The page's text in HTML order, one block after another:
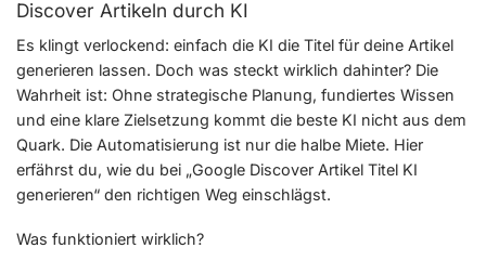
Discover Artikeln durch KI
Es klingt verlockend: einfach die KI die Titel für deine Artikel
generieren lassen. Doch was steckt wirklich dahinter? Die
Wahrheit ist: Ohne strategische Planung, fundiertes Wissen
und eine klare Zielsetzung kommt die beste KI nicht aus dem
Quark. Die Automatisierung ist nur die halbe Miete. Hier
erfährst du, wie du bei „Google Discover Artikel Titel KI
generieren“ den richtigen Weg einschlägst.
Was funktioniert wirklich?